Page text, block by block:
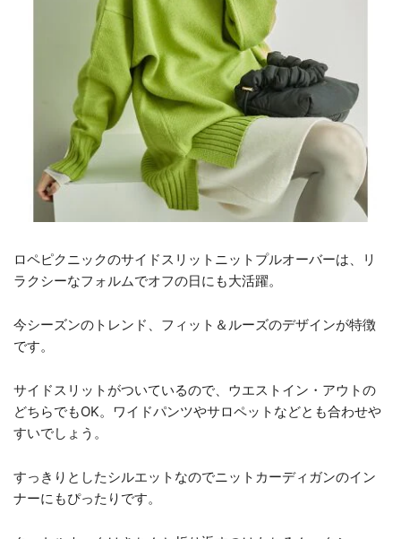
ロペピクニックのサイドスリットニットプルオーバーは、リ
ラクシーなフォルムでオフの日にも大活躍。
今シーズンのトレンド、フィット＆ルーズのデザインが特徴
です。
サイドスリットがついているので、ウエストイン・アウトの
どちらでもOK。ワイドパンツやサロペットなどとも合わせや
すいでしょう。
すっきりとしたシルエットなのでニットカーディガンのイン
ナーにもぴったりです。